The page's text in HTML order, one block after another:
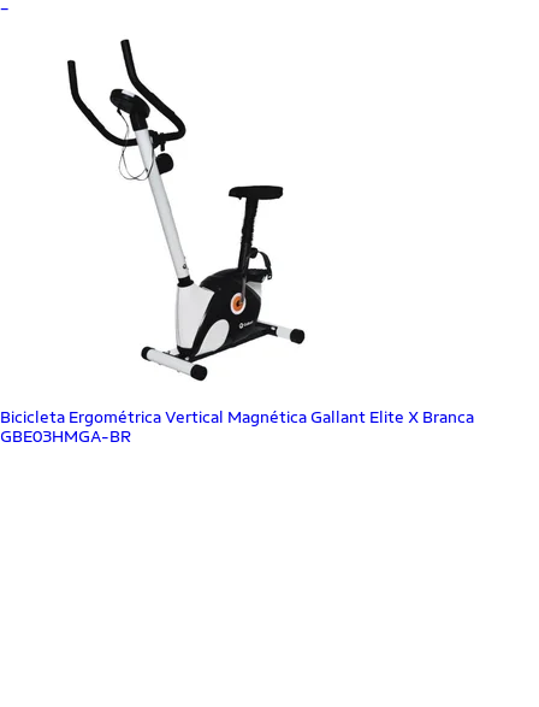
Bicicleta Ergométrica Vertical Magnética Gallant Elite X Branca
GBE03HMGA-BR